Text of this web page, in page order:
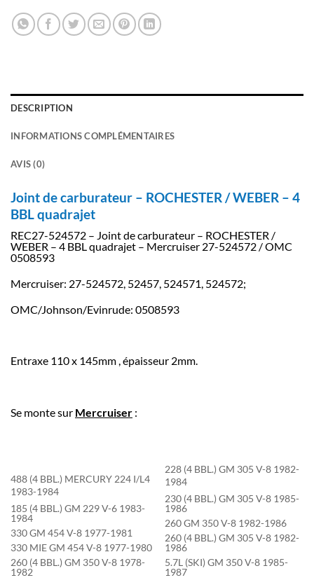
DESCRIPTION
INFORMATIONS COMPLÉMENTAIRES
AVIS (0)
Joint de carburateur – ROCHESTER / WEBER – 4
BBL quadrajet
REC27-524572 – Joint de carburateur – ROCHESTER /
WEBER – 4 BBL quadrajet – Mercruiser 27-524572 / OMC
0508593
Mercruiser: 27-524572, 52457, 524571, 524572;
OMC/Johnson/Evinrude: 0508593
Entraxe 110 x 145mm , épaisseur 2mm.
Se monte sur Mercruiser :
488 (4 BBL.) MERCURY 224 I/L4
1983-1984
185 (4 BBL.) GM 229 V-6 1983-
1984
330 GM 454 V-8 1977-1981
330 MIE GM 454 V-8 1977-1980
260 (4 BBL.) GM 350 V-8 1978-
1982
228 (4 BBL.) GM 305 V-8 1982-
1984
230 (4 BBL.) GM 305 V-8 1985-
1986
260 GM 350 V-8 1982-1986
260 (4 BBL.) GM 305 V-8 1982-
1986
5.7L (SKI) GM 350 V-8 1985-
1987